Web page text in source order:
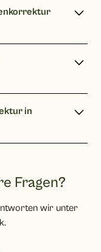
Mit Spezialpflaster
Spannungs- und
in
rechnen.
Fragen?
wir unter